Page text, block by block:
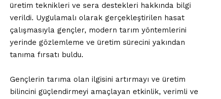
üretim teknikleri ve sera destekleri hakkında bilgi
verildi. Uygulamalı olarak gerçekleştirilen hasat
çalışmasıyla gençler, modern tarım yöntemlerini
yerinde gözlemleme ve üretim sürecini yakından
tanıma fırsatı buldu.
Gençlerin tarıma olan ilgisini artırmayı ve üretim
bilincini güçlendirmeyi amaçlayan etkinlik, verimli ve